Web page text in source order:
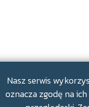
Nasz serwis
oznacza zgodę na